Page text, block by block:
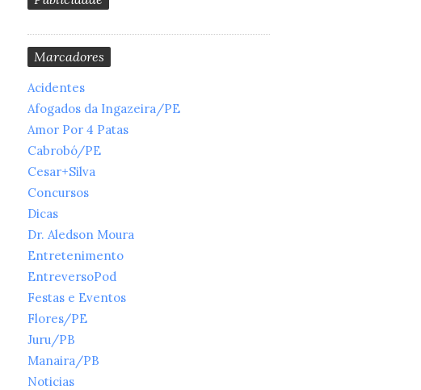
Marcadores
Acidentes
Afogados da Ingazeira/PE
Amor Por 4 Patas
Cabrobó/PE
Cesar+Silva
Concursos
Dicas
Dr. Aledson Moura
Entretenimento
EntreversoPod
Festas e Eventos
Flores/PE
Juru/PB
Manaira/PB
Noticias